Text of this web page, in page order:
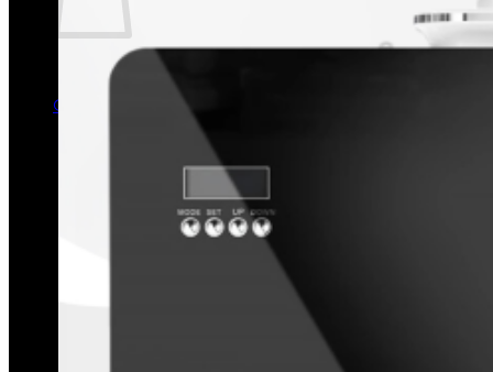
Chưa có sản phẩm trong giỏ hàng.
Quay trở lại cửa hàng